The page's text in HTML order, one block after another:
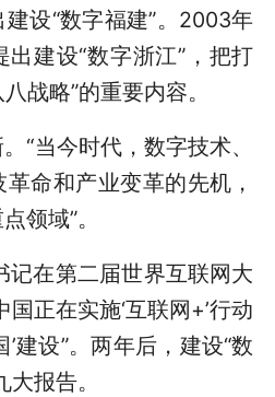
设“数字福建”。2003年
建设“数字浙江”，把打
战略”的重要内容。
“当今时代，数字技术、
命和产业变革的先机，
领域”。
记在第二届世界互联网大
正在实施‘互联网+’行动
建设”。两年后，建设“数
报告。